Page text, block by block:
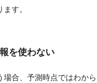
す。
を使わない
場合、予測時点ではわか